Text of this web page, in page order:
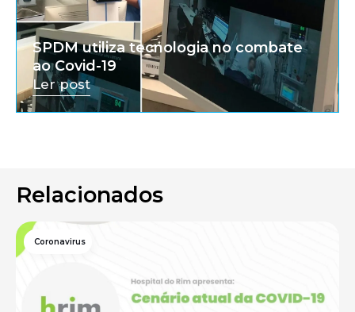
SPDM utiliza tecnologia no combate
ao Covid-19
Ler post
Relacionados
Coronavirus